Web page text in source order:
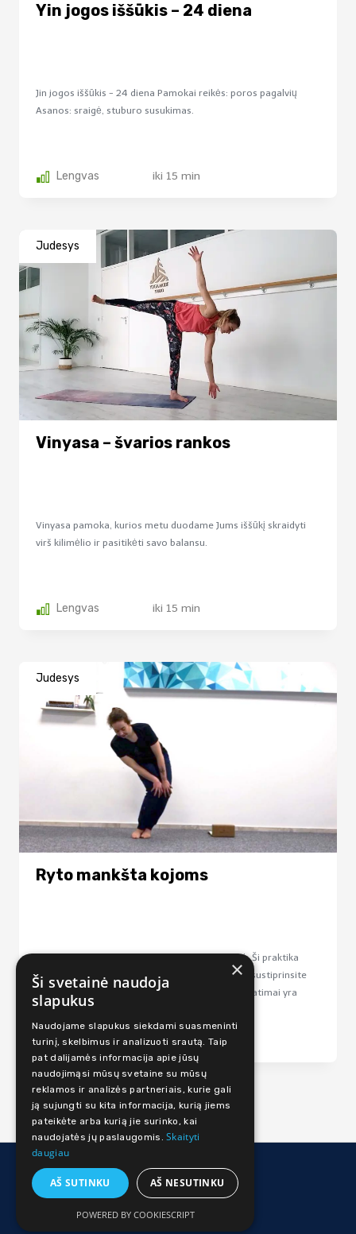
Yin jogos iššūkis – 24 diena
Jin jogos iššūkis - 24 diena Pamokai reikės: poros pagalvių
Asanos: sraigė, stuburo susukimas.
Lengvas iki 15 min
Judesys
Vinyasa – švarios rankos
Vinyasa pamoka, kurios metu duodame Jums iššūkį skraidyti
virš kilimėlio ir pasitikėti savo balansu.
Lengvas iki 15 min
Judesys
Ryto mankšta kojoms
Sveiki ir atsparūs kelių sąnariai yra visų svajonė. Ši praktika
jums padės paruošti kojas dienai. Išjudinsite bei sustiprinsite
visus kojų linkius - čiurnas, kelius ir klubus. Šie pratimai yra
vienas...
Lengvas iki 15 min
© 2026 Judi Online
Facebook Instagram
×
Ši svetainė naudoja
slapukus
Naudojame slapukus siekdami suasmeninti
turinį, skelbimus ir analizuoti srautą. Taip
pat dalijamės informacija apie jūsų
naudojimąsi mūsų svetaine su mūsų
reklamos ir analizės partneriais, kurie gali
ją sujungti su kita informacija, kurią jiems
pateikėte arba kurią jie surinko, kai
naudojatės jų paslaugomis.Skaityti
daugiau
AŠ SUTINKU AŠ NESUTINKU
POWERED BY COOKIESCRIPT